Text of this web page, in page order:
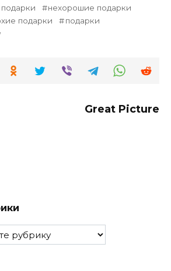
нехорошие подарки
подарки
подарки
Great Picture